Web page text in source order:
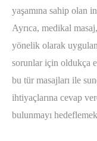
yaşamına sahip olan
Ayrıca, medikal
yönelik olarak
sorunlar için oldukça
bu tür masajları ile
ihtiyaçlarına cevap
bulunmayı